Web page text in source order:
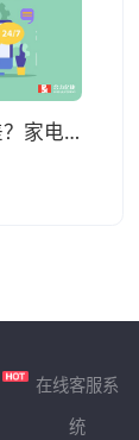
客户报修体验差？家电售后AI语音机器人处理报修提效
在线客服系
统